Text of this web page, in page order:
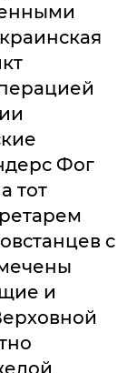
Фог
тот
с
и